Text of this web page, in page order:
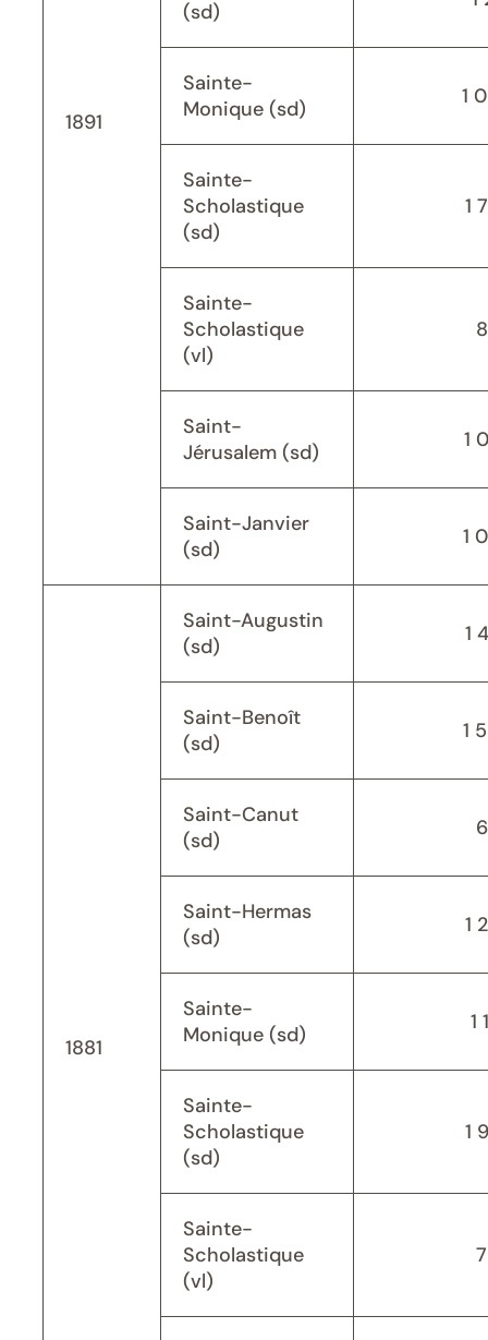
1891
(sd)
Sainte-
Monique (sd)
1
Sainte-
Scholastique
(sd)
1
Sainte-
Scholastique
(vl)
Saint-
Jérusalem (sd)
1
Saint-Janvier
(sd)
1
1881
Saint-Augustin
(sd)
1
Saint-Benoît
(sd)
1
Saint-Canut
(sd)
Saint-Hermas
(sd)
1
Sainte-
Monique (sd)
1
Sainte-
Scholastique
(sd)
1
Sainte-
Scholastique
(vl)